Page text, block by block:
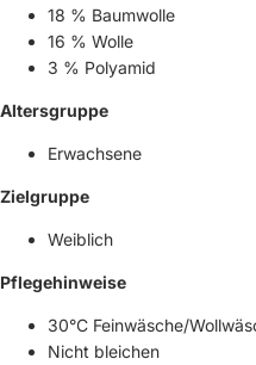
18 % Baumwolle
16 % Wolle
3 % Polyamid
Altersgruppe
Erwachsene
Zielgruppe
Weiblich
Pflegehinweise
30°C Feinwäsche/
Nicht bleichen